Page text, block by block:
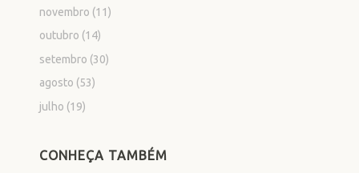
novembro (11)
outubro (14)
setembro (30)
agosto (53)
julho (19)
CONHEÇA TAMBÉM